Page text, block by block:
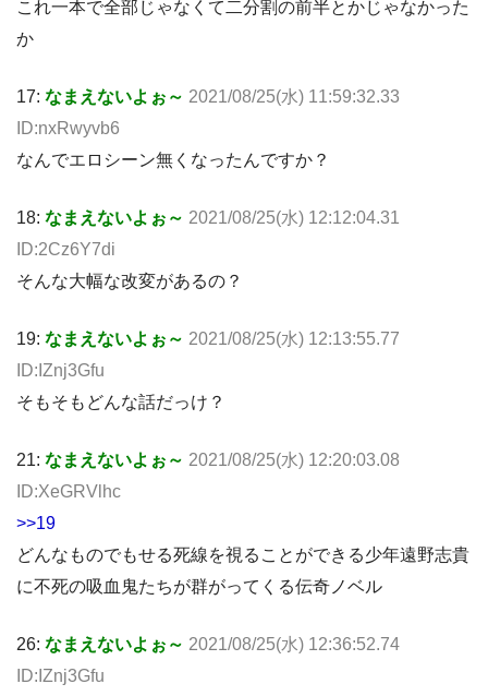
これ一本で全部じゃなくて二分割の前半とかじゃなかった
か
17: なまえないよぉ～ 2021/08/25(水) 11:59:32.33
ID:nxRwyvb6
なんでエロシーン無くなったんですか？
18: なまえないよぉ～ 2021/08/25(水) 12:12:04.31
ID:2Cz6Y7di
そんな大幅な改変があるの？
19: なまえないよぉ～ 2021/08/25(水) 12:13:55.77
ID:IZnj3Gfu
そもそもどんな話だっけ？
21: なまえないよぉ～ 2021/08/25(水) 12:20:03.08
ID:XeGRVlhc
>>19
どんなものでもせる死線を視ることができる少年遠野志貴
に不死の吸血鬼たちが群がってくる伝奇ノベル
26: なまえないよぉ～ 2021/08/25(水) 12:36:52.74
ID:IZnj3Gfu